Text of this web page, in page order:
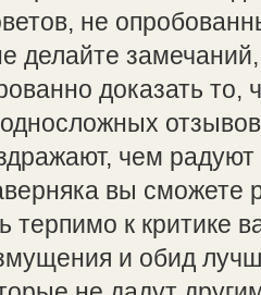
не
делайте
доказать то,
чем
вы сможете
терпимо к критике
и обид